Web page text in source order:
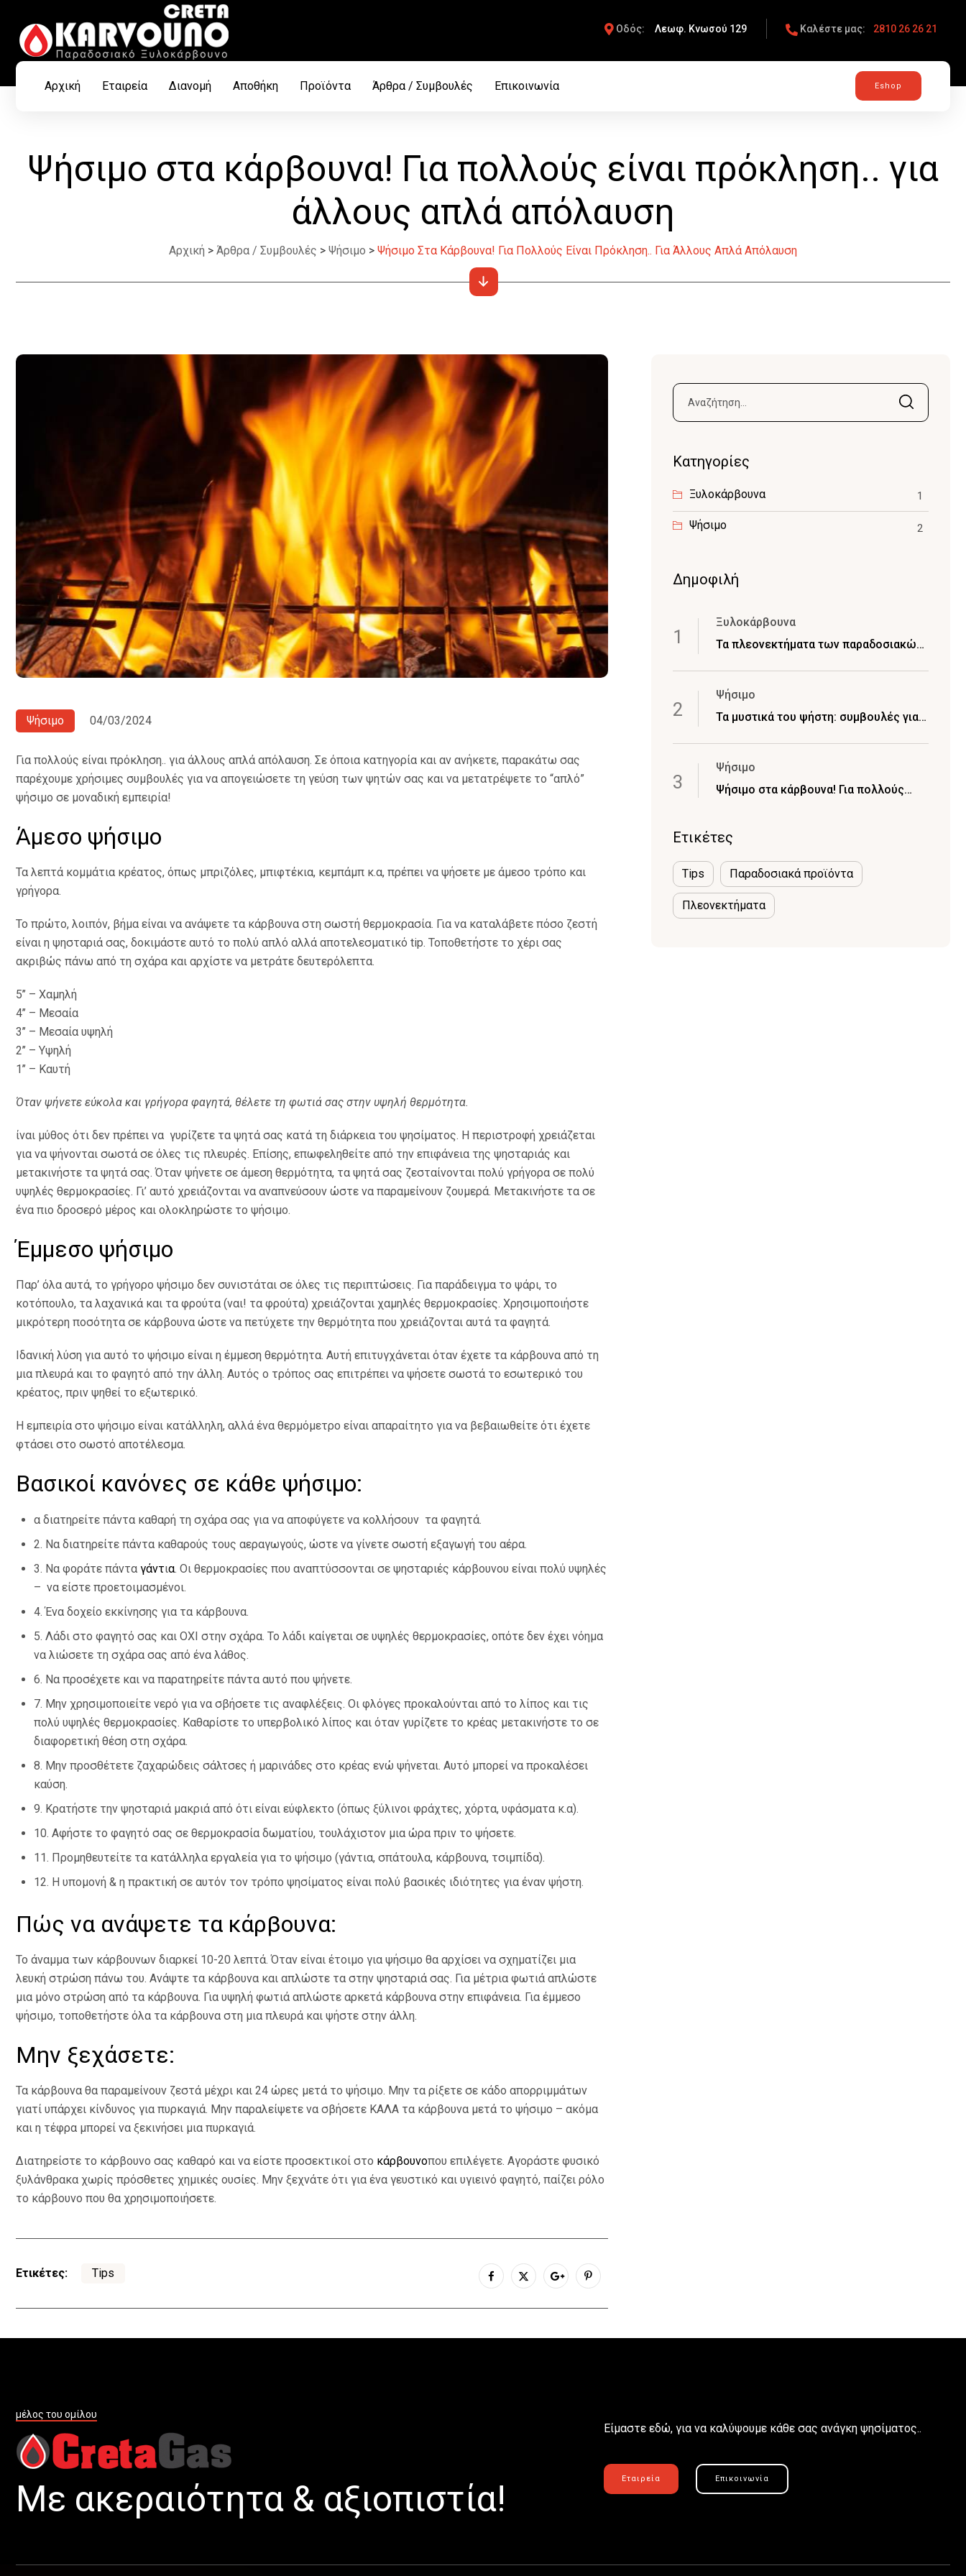
Οδός: Λεωφ. Κνωσού 129 Καλέστε μας: 2810 26 26 21
Αρχική Εταιρεία Διανομή Αποθήκη Προϊόντα Άρθρα / Συμβουλές Επικοινωνία Eshop
Ψήσιμο στα κάρβουνα! Για πολλούς είναι πρόκληση.. για
άλλους απλά απόλαυση
Αρχική > Άρθρα / Συμβουλές > Ψήσιμο > Ψήσιμο Στα Κάρβουνα! Για Πολλούς Είναι Πρόκληση.. Για Άλλους Απλά Απόλαυση
Ψήσιμο 04/03/2024
Για πολλούς είναι πρόκληση.. για άλλους απλά απόλαυση. Σε όποια κατηγορία και αν ανήκετε, παρακάτω σας
παρέχουμε χρήσιμες συμβουλές για να απογειώσετε τη γεύση των ψητών σας και να μετατρέψετε το “απλό”
ψήσιμο σε μοναδική εμπειρία!
Άμεσο ψήσιμο
Τα λεπτά κομμάτια κρέατος, όπως μπριζόλες, μπιφτέκια, κεμπάμπ κ.α, πρέπει να ψήσετε με άμεσο τρόπο και
γρήγορα.
Το πρώτο, λοιπόν, βήμα είναι να ανάψετε τα κάρβουνα στη σωστή θερμοκρασία. Για να καταλάβετε πόσο ζεστή
είναι η ψησταριά σας, δοκιμάστε αυτό το πολύ απλό αλλά αποτελεσματικό tip. Τοποθετήστε το χέρι σας
ακριβώς πάνω από τη σχάρα και αρχίστε να μετράτε δευτερόλεπτα.
5’’ – Χαμηλή
4’’ – Μεσαία
3’’ – Μεσαία υψηλή
2’’ – Υψηλή
1’’ – Καυτή
Όταν ψήνετε εύκολα και γρήγορα φαγητά, θέλετε τη φωτιά σας στην υψηλή θερμότητα.
ίναι μύθος ότι δεν πρέπει να γυρίζετε τα ψητά σας κατά τη διάρκεια του ψησίματος. Η περιστροφή χρειάζεται
για να ψήνονται σωστά σε όλες τις πλευρές. Επίσης, επωφεληθείτε από την επιφάνεια της ψησταριάς και
μετακινήστε τα ψητά σας. Όταν ψήνετε σε άμεση θερμότητα, τα ψητά σας ζεσταίνονται πολύ γρήγορα σε πολύ
υψηλές θερμοκρασίες. Γι’ αυτό χρειάζονται να αναπνεύσουν ώστε να παραμείνουν ζουμερά. Μετακινήστε τα σε
ένα πιο δροσερό μέρος και ολοκληρώστε το ψήσιμο.
Έμμεσο ψήσιμο
Παρ’ όλα αυτά, το γρήγορο ψήσιμο δεν συνιστάται σε όλες τις περιπτώσεις. Για παράδειγμα το ψάρι, το
κοτόπουλο, τα λαχανικά και τα φρούτα (ναι! τα φρούτα) χρειάζονται χαμηλές θερμοκρασίες. Χρησιμοποιήστε
μικρότερη ποσότητα σε κάρβουνα ώστε να πετύχετε την θερμότητα που χρειάζονται αυτά τα φαγητά.
Ιδανική λύση για αυτό το ψήσιμο είναι η έμμεση θερμότητα. Αυτή επιτυγχάνεται όταν έχετε τα κάρβουνα από τη
μια πλευρά και το φαγητό από την άλλη. Αυτός ο τρόπος σας επιτρέπει να ψήσετε σωστά το εσωτερικό του
κρέατος, πριν ψηθεί το εξωτερικό.
Η εμπειρία στο ψήσιμο είναι κατάλληλη, αλλά ένα θερμόμετρο είναι απαραίτητο για να βεβαιωθείτε ότι έχετε
φτάσει στο σωστό αποτέλεσμα.
Βασικοί κανόνες σε κάθε ψήσιμο:
α διατηρείτε πάντα καθαρή τη σχάρα σας για να αποφύγετε να κολλήσουν τα φαγητά.
2. Να διατηρείτε πάντα καθαρούς τους αεραγωγούς, ώστε να γίνετε σωστή εξαγωγή του αέρα.
3. Να φοράτε πάντα γάντια. Οι θερμοκρασίες που αναπτύσσονται σε ψησταριές κάρβουνου είναι πολύ υψηλές
– να είστε προετοιμασμένοι.
4. Ένα δοχείο εκκίνησης για τα κάρβουνα.
5. Λάδι στο φαγητό σας και ΟΧΙ στην σχάρα. Το λάδι καίγεται σε υψηλές θερμοκρασίες, οπότε δεν έχει νόημα
να λιώσετε τη σχάρα σας από ένα λάθος.
6. Να προσέχετε και να παρατηρείτε πάντα αυτό που ψήνετε.
7. Μην χρησιμοποιείτε νερό για να σβήσετε τις αναφλέξεις. Οι φλόγες προκαλούνται από το λίπος και τις
πολύ υψηλές θερμοκρασίες. Καθαρίστε το υπερβολικό λίπος και όταν γυρίζετε το κρέας μετακινήστε το σε
διαφορετική θέση στη σχάρα.
8. Μην προσθέτετε ζαχαρώδεις σάλτσες ή μαρινάδες στο κρέας ενώ ψήνεται. Αυτό μπορεί να προκαλέσει
καύση.
9. Κρατήστε την ψησταριά μακριά από ότι είναι εύφλεκτο (όπως ξύλινοι φράχτες, χόρτα, υφάσματα κ.α).
10. Αφήστε το φαγητό σας σε θερμοκρασία δωματίου, τουλάχιστον μια ώρα πριν το ψήσετε.
11. Προμηθευτείτε τα κατάλληλα εργαλεία για το ψήσιμο (γάντια, σπάτουλα, κάρβουνα, τσιμπίδα).
12. Η υπομονή & η πρακτική σε αυτόν τον τρόπο ψησίματος είναι πολύ βασικές ιδιότητες για έναν ψήστη.
Πώς να ανάψετε τα κάρβουνα:
Το άναμμα των κάρβουνων διαρκεί 10-20 λεπτά. Όταν είναι έτοιμο για ψήσιμο θα αρχίσει να σχηματίζει μια
λευκή στρώση πάνω του. Ανάψτε τα κάρβουνα και απλώστε τα στην ψησταριά σας. Για μέτρια φωτιά απλώστε
μια μόνο στρώση από τα κάρβουνα. Για υψηλή φωτιά απλώστε αρκετά κάρβουνα στην επιφάνεια. Για έμμεσο
ψήσιμο, τοποθετήστε όλα τα κάρβουνα στη μια πλευρά και ψήστε στην άλλη.
Μην ξεχάσετε:
Τα κάρβουνα θα παραμείνουν ζεστά μέχρι και 24 ώρες μετά το ψήσιμο. Μην τα ρίξετε σε κάδο απορριμμάτων
γιατί υπάρχει κίνδυνος για πυρκαγιά. Μην παραλείψετε να σβήσετε ΚΑΛΑ τα κάρβουνα μετά το ψήσιμο – ακόμα
και η τέφρα μπορεί να ξεκινήσει μια πυρκαγιά.
Διατηρείστε το κάρβουνο σας καθαρό και να είστε προσεκτικοί στο κάρβουνοπου επιλέγετε. Αγοράστε φυσικό
ξυλάνθρακα χωρίς πρόσθετες χημικές ουσίες. Μην ξεχνάτε ότι για ένα γευστικό και υγιεινό φαγητό, παίζει ρόλο
το κάρβουνο που θα χρησιμοποιήσετε.
Ετικέτες: Tips
Αναζήτηση
για:
Kατηγορίες
Ξυλοκάρβουνα 1
Ψήσιμο 2
Δημοφιλή
Ξυλοκάρβουνα
Τα πλεονεκτήματα των παραδοσιακών
Ψήσιμο
Τα μυστικά του ψήστη: συμβουλές για
Ψήσιμο
Ψήσιμο στα κάρβουνα! Για πολλούς
Ετικέτες
Tips Παραδοσιακά προϊόντα
Πλεονεκτήματα
μέλος του ομίλου
Με ακεραιότητα & αξιοπιστία!
Είμαστε εδώ, για να καλύψουμε κάθε σας ανάγκη ψησίματος..
Εταιρεία Επικοινωνία